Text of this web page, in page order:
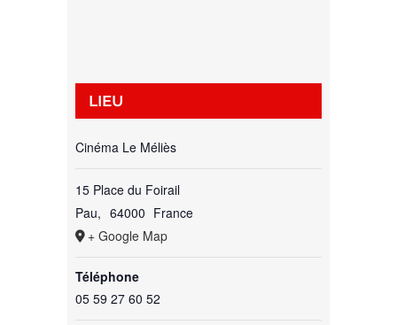
LIEU
Cinéma Le Méliès
15 Place du Foirail
Pau, 64000 France
+ Google Map
Téléphone
05 59 27 60 52